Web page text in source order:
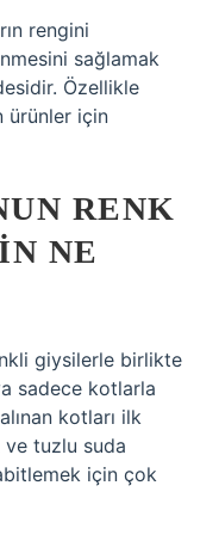
rengini
sağlamak
Özellikle
ürünler için
RENK
NE
giysilerle birlikte
sadece kotlarla
kotları ilk
ve tuzlu suda
için çok